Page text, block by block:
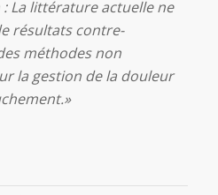
La littérature actuelle ne
résultats contre-
méthodes non
la gestion de la douleur